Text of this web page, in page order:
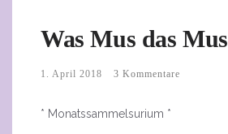
Was Mus das Mus
1. April 2018 3 Kommentare
* Monatssammelsurium *